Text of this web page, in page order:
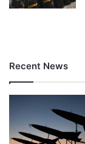
Recent News